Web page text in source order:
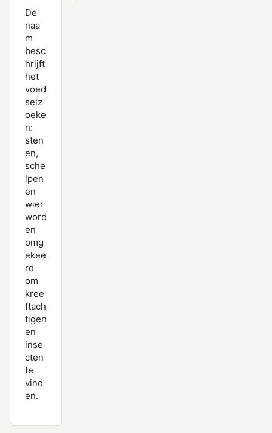
De
naa
m
besc
hrijft
het
voed
selz
oeke
n:
sten
en,
sche
lpen
en
wier
word
en
omg
ekee
rd
om
kree
ftach
tigen
en
inse
cten
te
vind
en.